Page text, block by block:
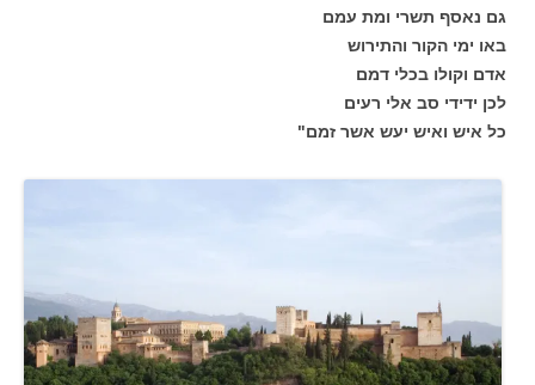
גם נאסף תשרי ומת עמם
באו ימי הקור והתירוש
אדם וקולו בכלי דמם
לכן ידידי סב אלי רעים
כל איש ואיש יעש אשר זמם"